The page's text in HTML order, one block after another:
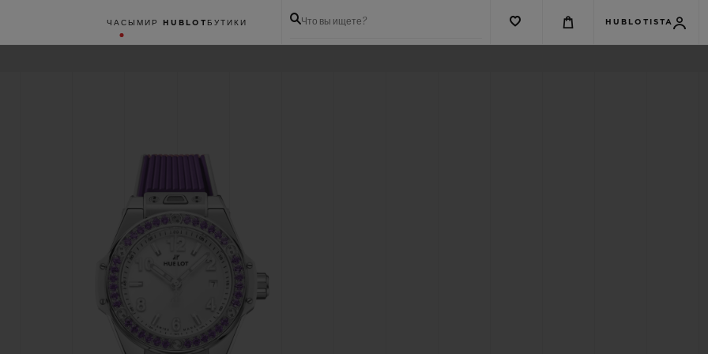
ЧАСЫ МИР HUBLOT БУТИКИ Что вы ищете? HUBLOTISTA